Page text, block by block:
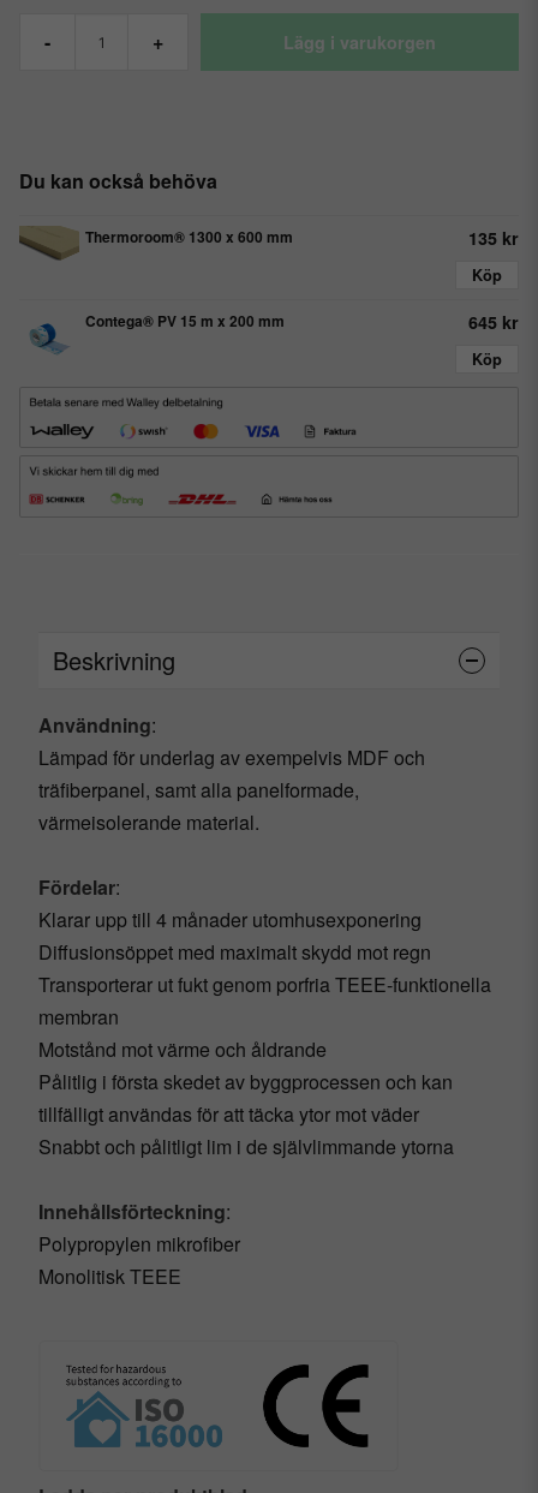
- + Lägg i varukorgen
Du kan också behöva
Thermoroom® 1300 x 600 mm 135 kr
Köp
Contega® PV 15 m x 200 mm 645 kr
Köp
Beskrivning
Användning:
Lämpad för underlag av exempelvis MDF och
träfiberpanel, samt alla panelformade,
värmeisolerande material.
Fördelar:
Klarar upp till 4 månader utomhusexponering
Diffusionsöppet med maximalt skydd mot regn
Transporterar ut fukt genom porfria TEEE-funktionella
membran
Motstånd mot värme och åldrande
Pålitlig i första skedet av byggprocessen och kan
tillfälligt användas för att täcka ytor mot väder
Snabbt och pålitligt lim i de självlimmande ytorna
Innehållsförteckning:
Polypropylen mikrofiber
Monolitisk TEEE